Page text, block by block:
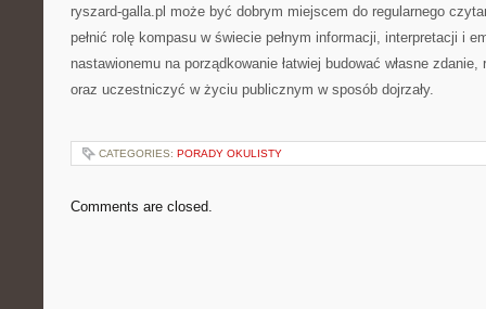
ryszard-galla.pl może być dobrym miejscem do regularnego
pełnić rolę kompasu w świecie pełnym informacji, interpretacji i
nastawionemu na porządkowanie łatwiej budować własne
oraz uczestniczyć w życiu publicznym w sposób dojrzały.
CATEGORIES: PORADY OKULISTY
Comments are closed.